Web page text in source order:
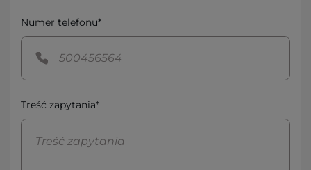
Numer telefonu*
Treść zapytania*